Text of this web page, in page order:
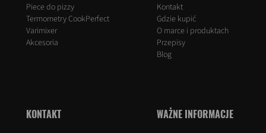
Piece do pizzy
Termometry CookPerfect
Varimixer
Akcesoria
Kontakt
Gdzie kupić
O marce i produktach
Przepisy
Blog
KONTAKT WAŻNE INFORMACJE